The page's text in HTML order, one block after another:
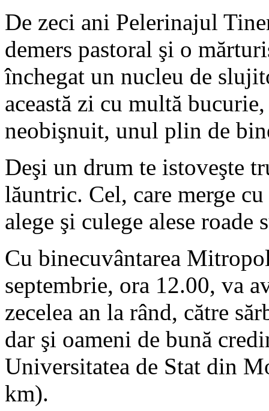
De zeci ani Pelerinajul
demers pastoral şi o
închegat un nucleu de
această zi cu multă
neobişnuit, unul plin de
Deşi un drum te istoveşte
lăuntric. Cel, care merge
alege şi culege alese roade
Cu binecuvântarea
septembrie, ora 12.00, va
zecelea an la rând, către
dar şi oameni de bună
Universitatea de Stat din
km).